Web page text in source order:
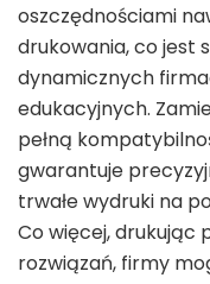
oszczędnościami
drukowania, co jest
dynamicznych
edukacyjnych.
pełną
gwarantuje
trwałe wydruki na
Co więcej, drukując
rozwiązań, firmy